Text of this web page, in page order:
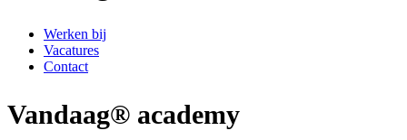
Werken bij
Vacatures
Contact
Vandaag® academy